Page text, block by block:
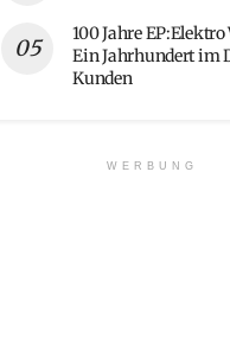
100 Jahre
Ein Jahrhundert im
Kunden
WERBUNG